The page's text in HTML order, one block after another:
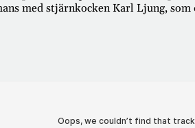
med stjärnkocken Karl Ljung,